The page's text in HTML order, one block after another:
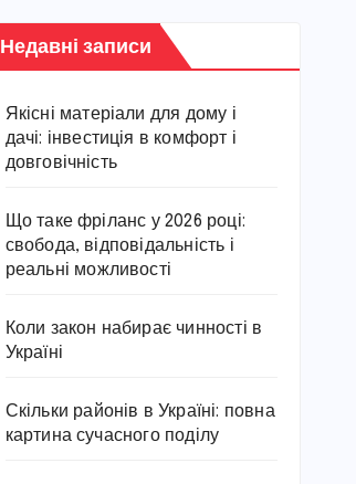
Недавні записи
Якісні матеріали для дому і
дачі: інвестиція в комфорт і
довговічність
Що таке фріланс у 2026 році:
свобода, відповідальність і
реальні можливості
Коли закон набирає чинності в
Україні
Скільки районів в Україні: повна
картина сучасного поділу